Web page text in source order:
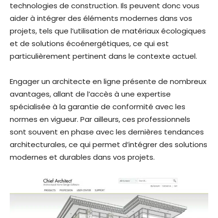
technologies de construction. Ils peuvent donc vous
aider à intégrer des éléments modernes dans vos
projets, tels que l’utilisation de matériaux écologiques
et de solutions écoénergétiques, ce qui est
particulièrement pertinent dans le contexte actuel.
Engager un architecte en ligne présente de nombreux
avantages, allant de l’accès à une expertise
spécialisée à la garantie de conformité avec les
normes en vigueur. Par ailleurs, ces professionnels
sont souvent en phase avec les dernières tendances
architecturales, ce qui permet d’intégrer des solutions
modernes et durables dans vos projets.